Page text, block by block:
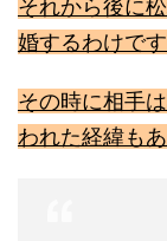
それから後に
婚するわけです
その時に相手
われた経緯も